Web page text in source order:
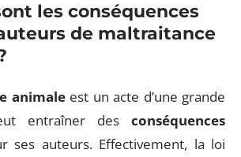
les conséquences
de maltraitance
animaleest un acte d’une grande
entraîner des conséquences
ses auteurs. Effectivement, la loi